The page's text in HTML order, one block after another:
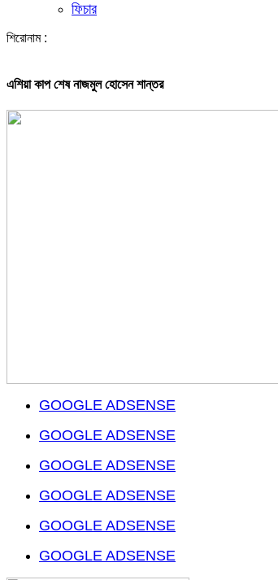
ফিচার
শিরোনাম :
এশিয়া কাপ শেষ নাজমুল হোসেন শান্তর
GOOGLE ADSENSE
GOOGLE ADSENSE
GOOGLE ADSENSE
GOOGLE ADSENSE
GOOGLE ADSENSE
GOOGLE ADSENSE